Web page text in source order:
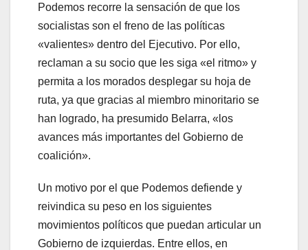
Podemos recorre la sensación de que los
socialistas son el freno de las políticas
«valientes» dentro del Ejecutivo. Por ello,
reclaman a su socio que les siga «el ritmo» y
permita a los morados desplegar su hoja de
ruta, ya que gracias al miembro minoritario se
han logrado, ha presumido Belarra, «los
avances más importantes del Gobierno de
coalición».
Un motivo por el que Podemos defiende y
reivindica su peso en los siguientes
movimientos políticos que puedan articular un
Gobierno de izquierdas. Entre ellos, en